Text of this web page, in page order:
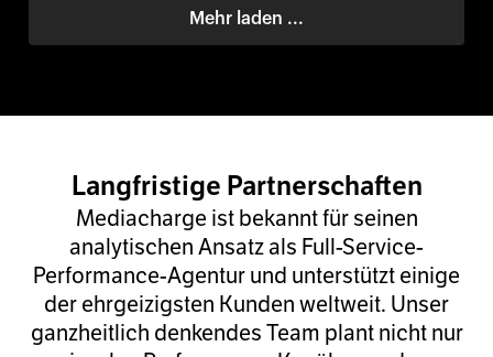
Mehr laden ...
Langfristige Partnerschaften
Mediacharge ist bekannt für seinen
analytischen Ansatz als Full-Service-
Performance-Agentur und unterstützt einige
der ehrgeizigsten Kunden weltweit. Unser
ganzheitlich denkendes Team plant nicht nur